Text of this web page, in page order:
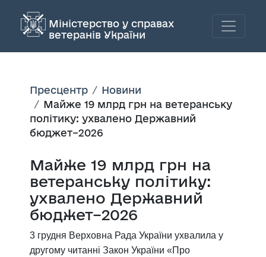
Міністерство у справах
ветеранів України
Пресцентр
Новини
Майже 19 млрд грн на ветеранську
політику: ухвалено Державний
бюджет–2026
Майже 19 млрд грн на
ветеранську політику:
ухвалено Державний
бюджет–2026
3 грудня Верховна Рада України ухвалила у
другому читанні Закон України «Про